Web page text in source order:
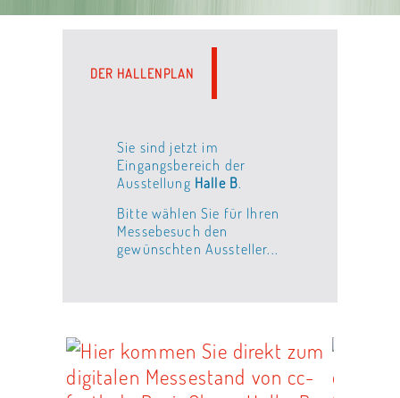
DER HALLENPLAN
Sie sind jetzt im
Eingangsbereich der
Ausstellung Halle B.
Bitte wählen Sie für Ihren
Messebesuch den
gewünschten Aussteller...